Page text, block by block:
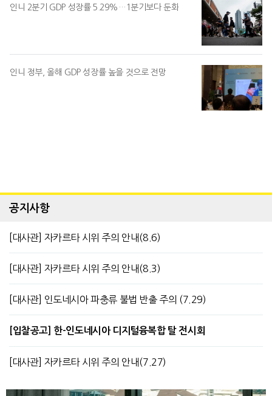
인니 2분기 GDP 성장률 5.29%…1분기보다 둔화
인니 정부, 올해 GDP 성장률 높을 것으로 전망
공지사항
[대사관] 자카르타 시위 주의 안내(8.6)
[대사관] 자카르타 시위 주의 안내(8.3)
[대사관] 인도네시아 파충류 불법 반출 주의 (7.29)
[입찰공고] 한-인도네시아 디지털융복합 탈 전시회
[대사관] 자카르타 시위 주의 안내(7.27)